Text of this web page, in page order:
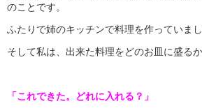
のことです。
ふたりで姉のキッチンで料理を作っていまし
そして私は、出来た料理をどのお皿に盛る
「これできた。どれに入れる？」